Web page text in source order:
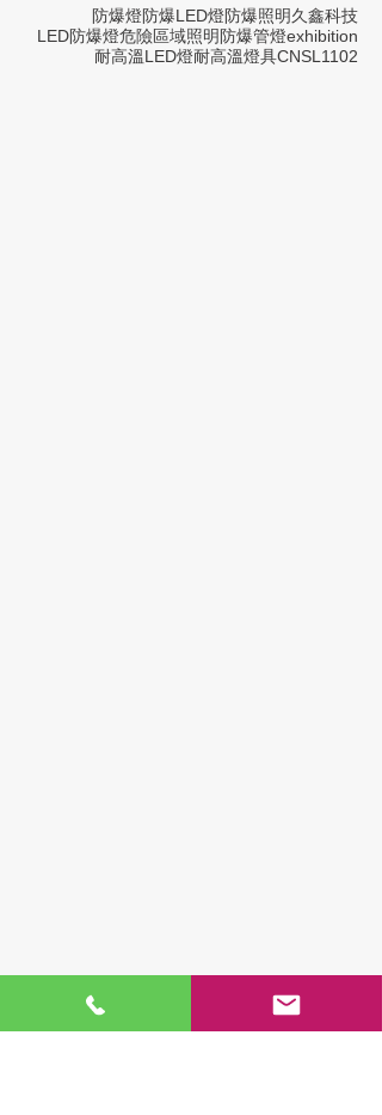
防爆燈防爆LED燈防爆照明久鑫科技
LED防爆燈危險區域照明防爆管燈exhibition
耐高溫LED燈耐高溫燈具CNSL1102